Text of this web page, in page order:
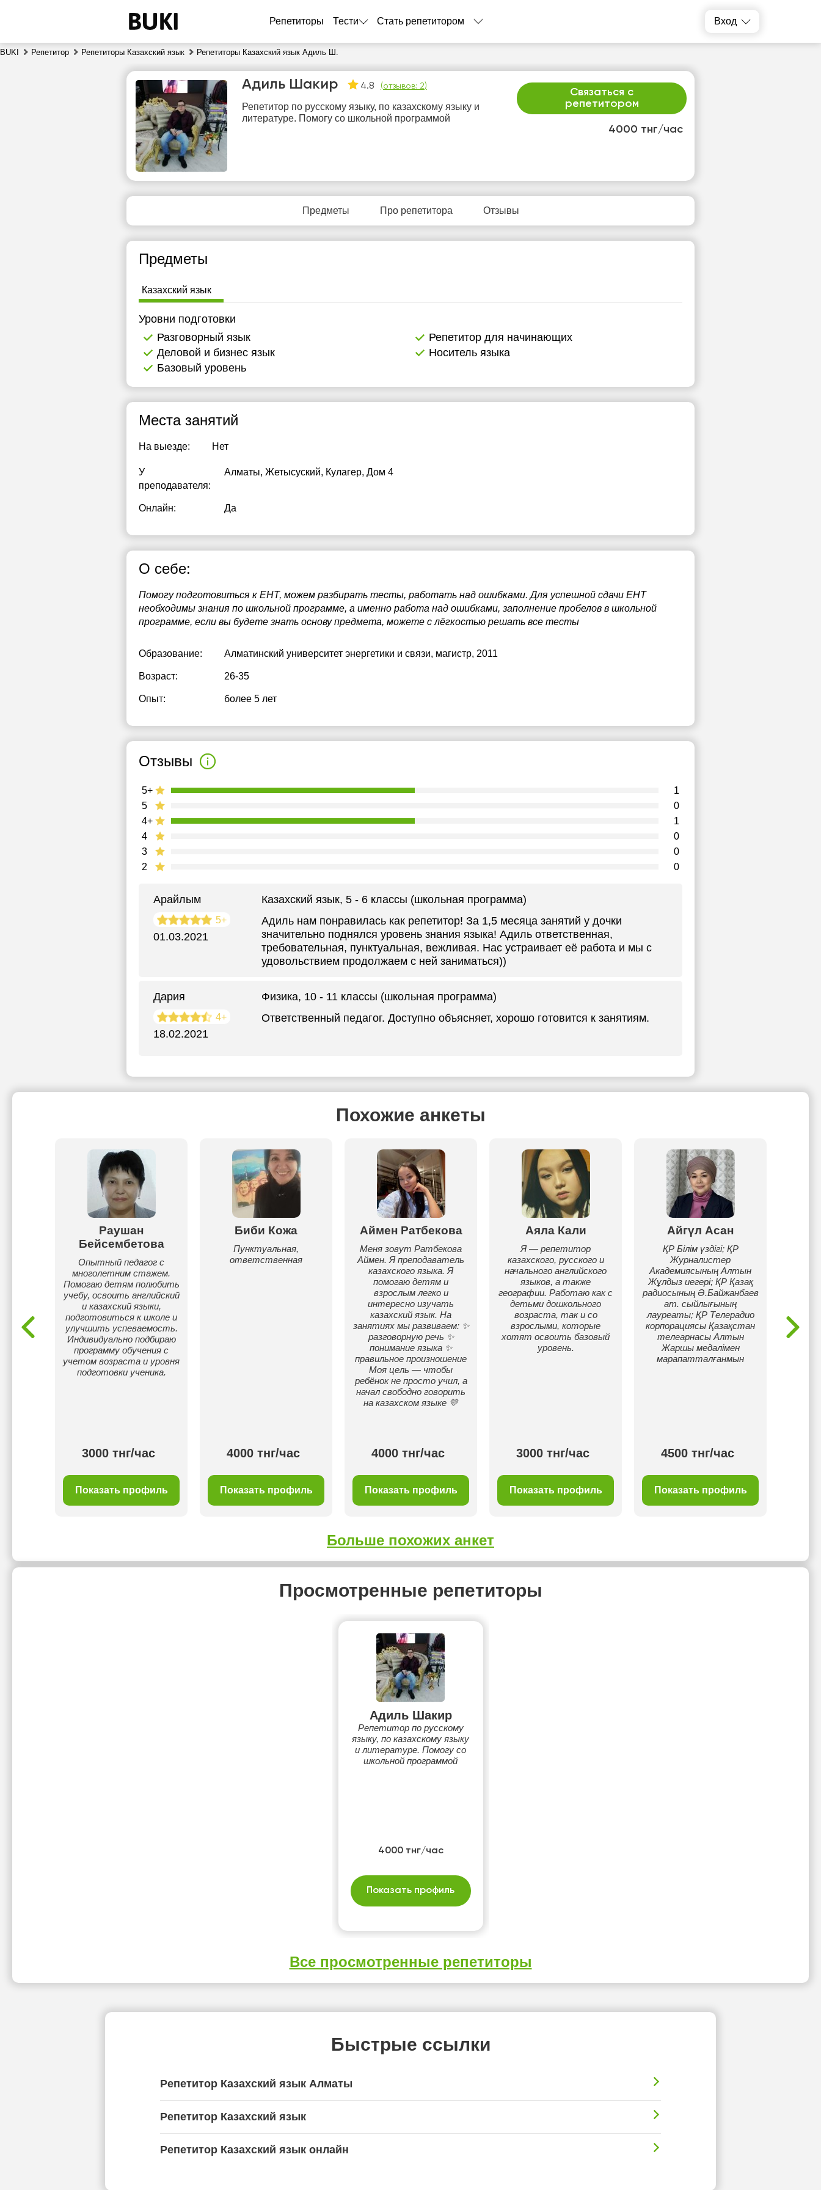
Репетиторы Тести Стать репетитором Вход
BUKI Репетитор Репетиторы Казахский язык Репетиторы Казахский язык Адиль Ш.
4000 тнг/час
Связаться с
репетитором
Адиль Шакир 4.8 (отзывов: 2)
Репетитор по русскому языку, по казахскому языку и
литературе. Помогу со школьной программой
Предметы Про репетитора Отзывы
Предметы
Казахский язык
Уровни подготовки
Разговорный язык
Репетитор для начинающих
Деловой и бизнес язык
Носитель языка
Базовый уровень
Места занятий
На выезде: Нет
У
преподавателя:
Алматы, Жетысуский, Кулагер, Дом 4
Онлайн: Да
О себе:
Помогу подготовиться к ЕНТ, можем разбирать тесты, работать над ошибками. Для успешной сдачи ЕНТ
необходимы знания по школьной программе, а именно работа над ошибками, заполнение пробелов в школьной
программе, если вы будете знать основу предмета, можете с лёгкостью решать все тесты
Образование: Алматинский университет энергетики и связи, магистр, 2011
Возраст: 26-35
Опыт: более 5 лет
Отзывы
2 0
3 0
4 0
4+ 1
5 0
5+ 1
Арайлым
5+
01.03.2021
Казахский язык, 5 - 6 классы (школьная программа)
Адиль нам понравилась как репетитор! За 1,5 месяца занятий у дочки
значительно поднялся уровень знания языка! Адиль ответственная,
требовательная, пунктуальная, вежливая. Нас устраивает её работа и мы с
удовольствием продолжаем с ней заниматься))
Дария
4+
18.02.2021
Физика, 10 - 11 классы (школьная программа)
Ответственный педагог. Доступно объясняет, хорошо готовится к занятиям.
Похожие анкеты
Раушан
Бейсембетова
Опытный педагог с
многолетним стажем.
Помогаю детям полюбить
учебу, освоить английский
и казахский языки,
подготовиться к школе и
улучшить успеваемость.
Индивидуально подбираю
программу обучения с
учетом возраста и уровня
подготовки ученика.
3000 тнг/час
Показать профиль
Биби Кожа
Пунктуальная,
ответственная
4000 тнг/час
Показать профиль
Аймен Ратбекова
Меня зовут Ратбекова
Аймен. Я преподаватель
казахского языка. Я
помогаю детям и
взрослым легко и
интересно изучать
казахский язык. На
занятиях мы развиваем: ✨
разговорную речь ✨
понимание языка ✨
правильное произношение
Моя цель — чтобы
ребёнок не просто учил, а
начал свободно говорить
на казахском языке 💛
4000 тнг/час
Показать профиль
Аяла Кали
Я — репетитор
казахского, русского и
начального английского
языков, а также
географии. Работаю как с
детьми дошкольного
возраста, так и со
взрослыми, которые
хотят освоить базовый
уровень.
3000 тнг/час
Показать профиль
Айгүл Асан
ҚР Білім үздігі; ҚР
Журналистер
Академиясының Алтын
Жұлдыз иегері; ҚР Қазақ
радиосының Ә.Байжанбаев
ат. сыйлығының
лауреаты; ҚР Телерадио
корпорациясы Қазақстан
телеарнасы Алтын
Жаршы медалімен
марапатталғанмын
4500 тнг/час
Показать профиль
Больше похожих анкет
Просмотренные репетиторы
Адиль Шакир
Репетитор по русскому
языку, по казахскому языку
и литературе. Помогу со
школьной программой
4000 тнг/час
Показать профиль
Все просмотренные репетиторы
Быстрые ссылки
Репетитор Казахский язык Алматы
Репетитор Казахский язык
Репетитор Казахский язык онлайн
вс
9
10
11
12
13
14
15
свободных
свободных
Нет
свободных
Нет
свободных
Нет
свободных
свободных
свободных